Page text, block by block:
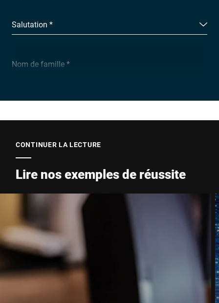
Salutation *
Nom de famille *
Entreprise *
E-Mail *
Rue *
CONTINUER LA LECTURE
Lire nos exemples de réussite